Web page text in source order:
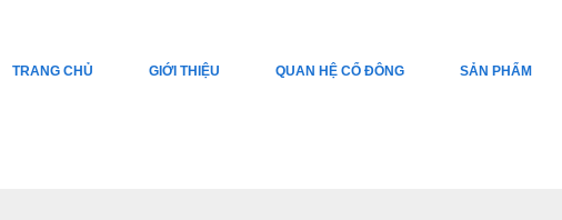
TRANG CHỦ GIỚI THIỆU QUAN HỆ CỔ ĐÔNG SẢN PHẨM